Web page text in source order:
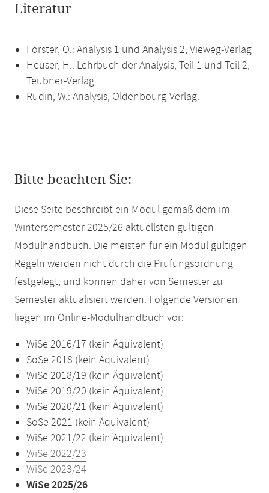
Literatur
Forster, O.: Analysis 1 und Analysis 2, Vieweg-Verlag
Heuser, H.: Lehrbuch der Analysis, Teil 1 und Teil 2,
Teubner-Verlag
Rudin, W.: Analysis, Oldenbourg-Verlag.
Bitte beachten Sie:
Diese Seite beschreibt ein Modul gemäß dem im
Wintersemester 2025/26 aktuellsten gültigen
Modulhandbuch. Die meisten für ein Modul gültigen
Regeln werden nicht durch die Prüfungsordnung
festgelegt, und können daher von Semester zu
Semester aktualisiert werden. Folgende Versionen
liegen im Online-Modulhandbuch vor:
WiSe 2016/17 (kein Äquivalent)
SoSe 2018 (kein Äquivalent)
WiSe 2018/19 (kein Äquivalent)
WiSe 2019/20 (kein Äquivalent)
WiSe 2020/21 (kein Äquivalent)
SoSe 2021 (kein Äquivalent)
WiSe 2021/22 (kein Äquivalent)
WiSe 2022/23
WiSe 2023/24
WiSe 2025/26